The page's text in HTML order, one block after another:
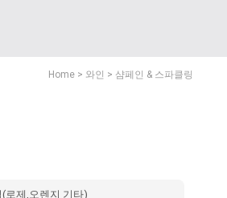
Home > 와인 > 샴페인 & 스파클링
(로제,오렌지 기타)